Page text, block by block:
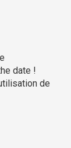
date !
de